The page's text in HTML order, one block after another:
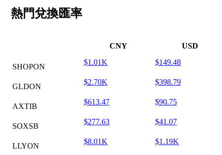
熱門兌換匯率
CNY USD
SHOPON
$1.01K $149.48
GLDON
$2.70K $398.79
AXTIB
$613.47 $90.75
SOXSB
$277.63 $41.07
LLYON
$8.01K $1.19K